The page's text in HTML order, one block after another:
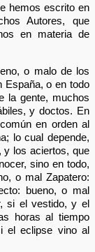
hemos escrito en
Autores, que
en materia de
o malo de los
España, o en todo
la gente, muchos
y doctos. En
en orden al
lo cual depende,
y los aciertos, que
sino en todo,
o mal Zapatero:
bueno, o mal
si el vestido, y el
horas al tiempo
el eclipse vino al